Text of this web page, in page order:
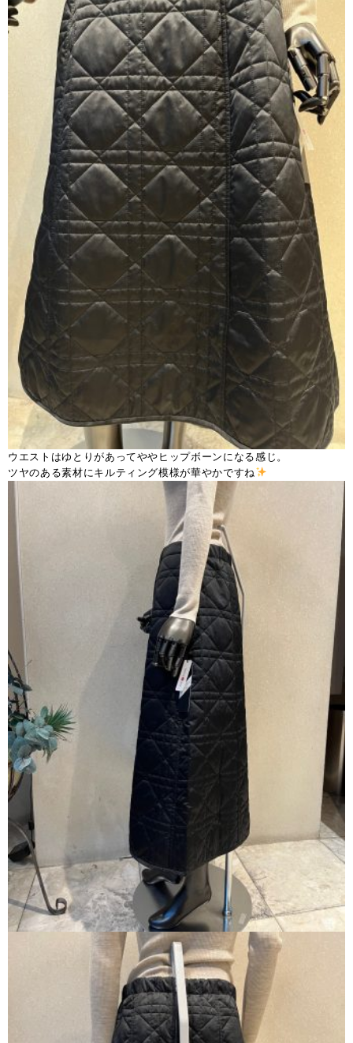
ウエストはゆとりがあってややヒップボーンになる感じ。
ツヤのある素材にキルティング模様が華やかですね